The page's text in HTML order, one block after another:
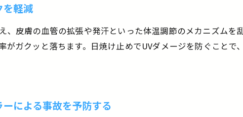
を軽減
、皮膚の血管の拡張や発汗といった体温調節のメカニズムを
がガクッと落ちます。日焼け止めでUVダメージを防ぐこと
による事故を予防する